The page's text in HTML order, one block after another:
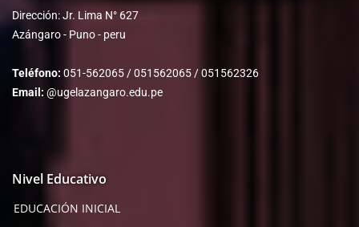
Dirección: Jr. Lima N° 627
Azángaro - Puno - peru
Teléfono: 051-562065 / 051562065 / 051562326
Email: @ugelazangaro.edu.pe
Nivel Educativo
EDUCACIÓN INICIAL